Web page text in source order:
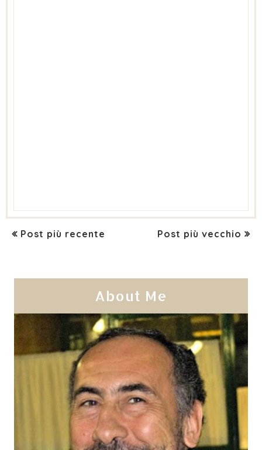
Post più recente Post più vecchio
About Me